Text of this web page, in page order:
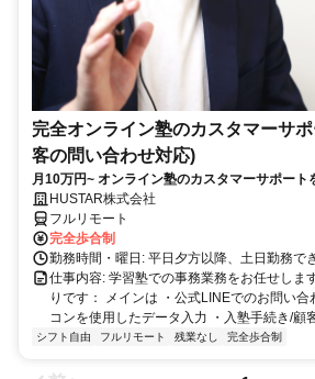
完全オンライン塾のカスタマーサ
客の問い合わせ対応)
月10万円~ オンライン塾のカスタマーサポート
HUSTAR株式会社
フルリモート
完全歩合制
勤務時間・曜日: 平日夕方以降、土日勤務で
仕事内容: 学習塾での事務業務をお任せしま
りです： メインは ・公式LINEでのお問い
コンを使用したデータ入力 ・入塾手続き/顧
シフト自由 フルリモート 残業なし 完全歩合制